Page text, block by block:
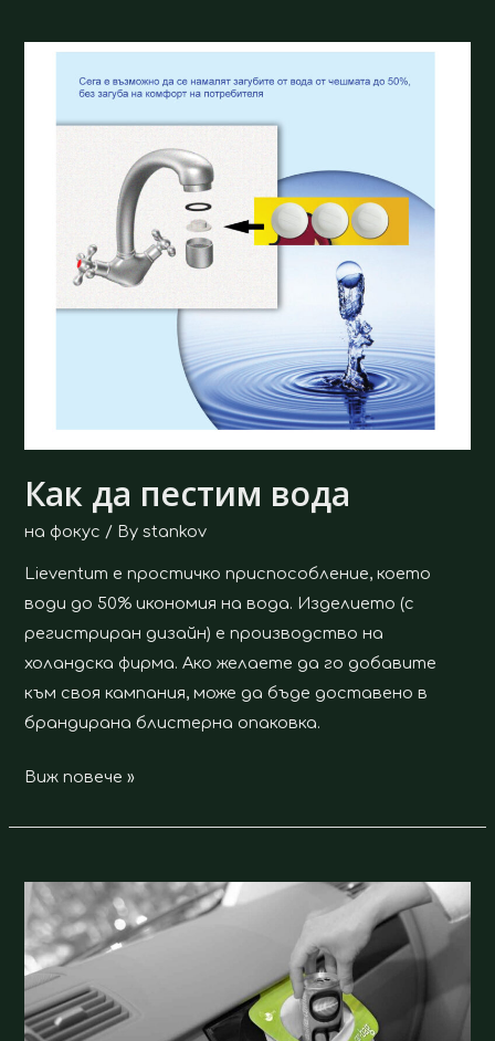
Как да пестим вода
на фокус / Bystankov
Lieventum е простичко приспособление, което
води до 50% икономия на вода. Изделието (с
регистриран дизайн) е производство на
холандска фирма. Ако желаете да го добавите
към своя кампания, може да бъде доставено в
брандирана блистерна опаковка.
Виж повече »
Carbag